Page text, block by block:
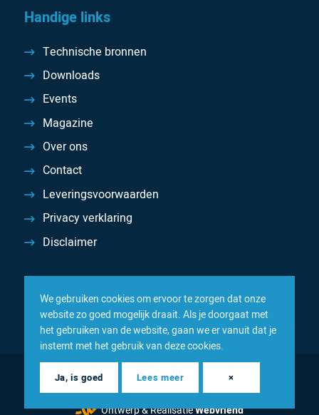
Handige links
Technische bronnen
Downloads
Events
Magazine
Over ons
Contact
Leveringsvoorwaarden
Privacy verklaring
Disclaimer
© 2026 Inacom — Sterk in spareparts, consumables en
componenten
Ontwerp & RealisatieWebvriend
We gebruiken cookies om ervoor te zorgen dat onze
website zo goed mogelijk draait. Als je doorgaat met
het gebruiken van de website, gaan we er vanuit dat je
instemt met het gebruik van deze cookies.
Ja, is goed Lees meer ×